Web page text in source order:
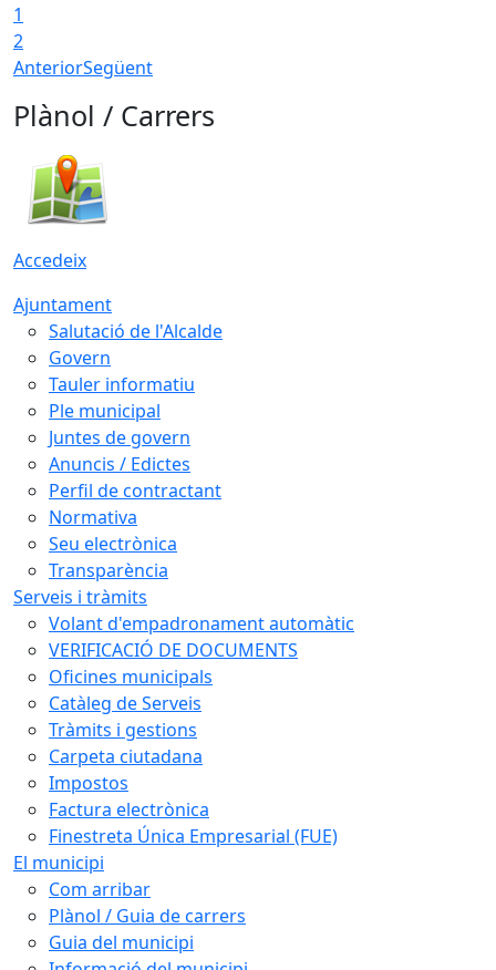
1
2
AnteriorSegüent
Plànol / Carrers
Accedeix
Ajuntament
Salutació de l'Alcalde
Govern
Tauler informatiu
Ple municipal
Juntes de govern
Anuncis / Edictes
Perfil de contractant
Normativa
Seu electrònica
Transparència
Serveis i tràmits
Volant d'empadronament automàtic
VERIFICACIÓ DE DOCUMENTS
Oficines municipals
Catàleg de Serveis
Tràmits i gestions
Carpeta ciutadana
Impostos
Factura electrònica
Finestreta Única Empresarial (FUE)
El municipi
Com arribar
Plànol / Guia de carrers
Guia del municipi